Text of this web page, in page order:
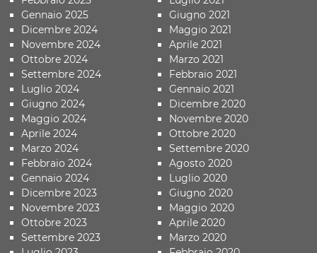
Gennaio 2025
Dicembre 2024
Novembre 2024
Ottobre 2024
Settembre 2024
Luglio 2024
Giugno 2024
Maggio 2024
Aprile 2024
Marzo 2024
Febbraio 2024
Gennaio 2024
Dicembre 2023
Novembre 2023
Ottobre 2023
Settembre 2023
Giugno 2021
Maggio 2021
Aprile 2021
Marzo 2021
Febbraio 2021
Gennaio 2021
Dicembre 2020
Novembre 2020
Ottobre 2020
Settembre 2020
Agosto 2020
Luglio 2020
Giugno 2020
Maggio 2020
Aprile 2020
Marzo 2020